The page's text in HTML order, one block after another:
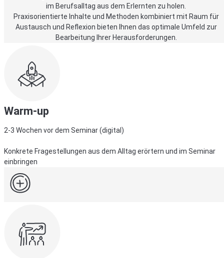
im Berufsalltag aus dem Erlernten zu holen.
Praxisorientierte Inhalte und Methoden kombiniert mit Raum für
Austausch und Reflexion bieten Ihnen das optimale Umfeld zur
Bearbeitung Ihrer Herausforderungen.
Warm-up
2-3 Wochen vor dem Seminar (digital)
Konkrete Fragestellungen aus dem Alltag erörtern und im Seminar
einbringen